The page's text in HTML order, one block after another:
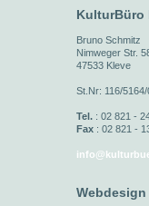
KulturBüro
Bruno Schmitz
Nimweger Str.
47533 Kleve
St.Nr: 116/
Tel. : 02 821 -
Fax : 02 821 -
Webdesign